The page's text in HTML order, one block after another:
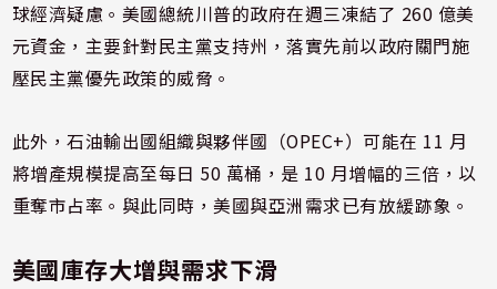
球經濟疑慮。美國總統川普的政府在週三凍結了 260 億美
元資金，主要針對民主黨支持州，落實先前以政府關門施
壓民主黨優先政策的威脅。
此外，石油輸出國組織與夥伴國（OPEC+）可能在 11 月
將增產規模提高至每日 50 萬桶，是 10 月增幅的三倍，以
重奪市占率。與此同時，美國與亞洲需求已有放緩跡象。
美國庫存大增與需求下滑